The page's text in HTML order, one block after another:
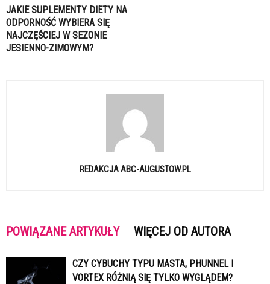
JAKIE SUPLEMENTY DIETY NA
ODPORNOŚĆ WYBIERA SIĘ
NAJCZĘŚCIEJ W SEZONIE
JESIENNO-ZIMOWYM?
REDAKCJA ABC-AUGUSTOW.PL
POWIĄZANE ARTYKUŁY WIĘCEJ OD AUTORA
CZY CYBUCHY TYPU MASTA, PHUNNEL I
VORTEX RÓŻNIĄ SIĘ TYLKO WYGLĄDEM?